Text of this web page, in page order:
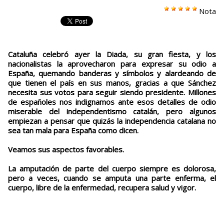
Nota
Cataluña celebró ayer la Diada, su gran fiesta, y los
nacionalistas la aprovecharon para expresar su odio a
España, quemando banderas y símbolos y alardeando de
que tienen el país en sus manos, gracias a que Sánchez
necesita sus votos para seguir siendo presidente. Millones
de españoles nos indignamos ante esos detalles de odio
miserable del independentismo catalán, pero algunos
empiezan a pensar que quizás la independencia catalana no
sea tan mala para España como dicen.
Veamos sus aspectos favorables.
La amputación de parte del cuerpo siempre es dolorosa,
pero a veces, cuando se amputa una parte enferma, el
cuerpo, libre de la enfermedad, recupera salud y vigor.